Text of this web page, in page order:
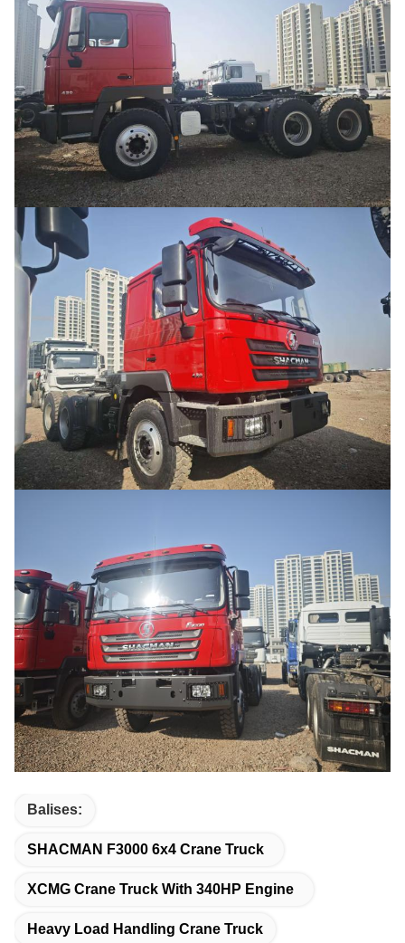
Balises:
SHACMAN F3000 6x4 Crane Truck
XCMG Crane Truck With 340HP Engine
Heavy Load Handling Crane Truck